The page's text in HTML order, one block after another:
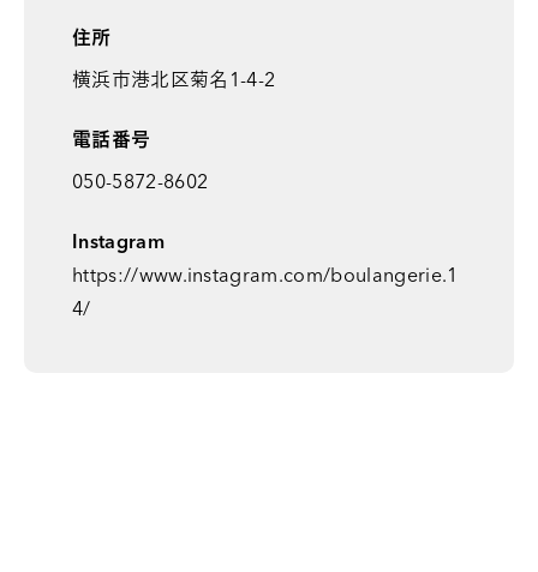
住所
横浜市港北区菊名1-4-2
電話番号
050-5872-8602
Instagram
https://www.instagram.com/boulangerie.1
4/